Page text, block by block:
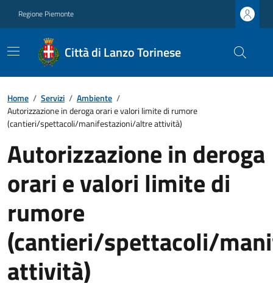
Regione Piemonte
Città di Lanzo Torinese
Home / Servizi / Ambiente /
Autorizzazione in deroga orari e valori limite di rumore
(cantieri/spettacoli/manifestazioni/altre attività)
Autorizzazione in deroga
orari e valori limite di
rumore
(cantieri/spettacoli/
attività)